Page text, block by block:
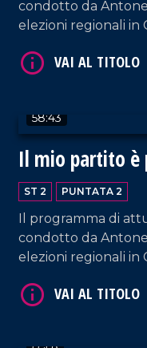
condotto da
elezioni regionali in
Ugo Vetere (DeMa).
58:43
Il mio partito
ST 2 PUNTATA 2
Il programma di
condotto da
elezioni regionali in
(Movimento 5 Stelle) e Sergio Aquino (De-